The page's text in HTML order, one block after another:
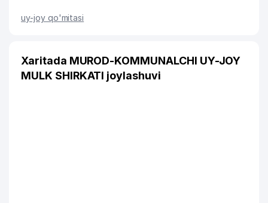
uy-joy qo'mitasi
Xaritada MUROD-KOMMUNALCHI UY-JOY
MULK SHIRKATI joylashuvi